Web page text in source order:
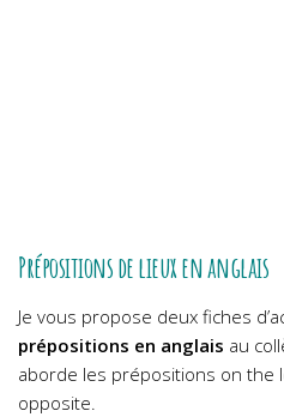
Prépositions de lieux en anglais
Je vous propose deux fiches
prépositions en anglais au
aborde les prépositions on the
opposite.